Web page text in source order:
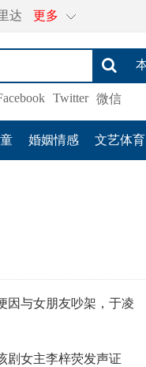
达 更多
Twitter 微信
婚姻情感 文艺体育
因与女朋友吵架，于凌
剧女主李梓荧发声证